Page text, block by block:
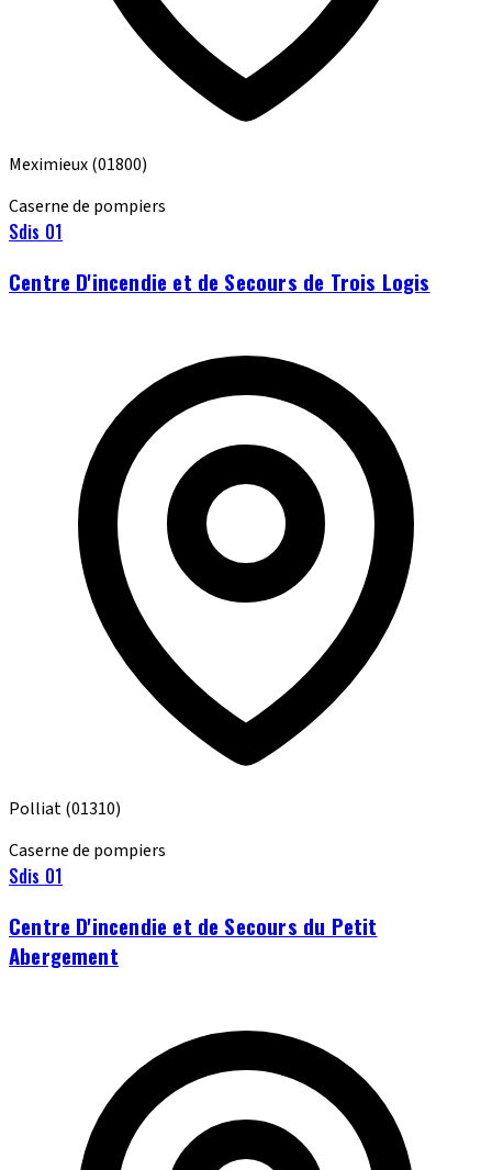
Meximieux(01800)
Caserne de pompiers
Sdis 01
Centre D'incendie et de Secours de Trois Logis
Polliat(01310)
Caserne de pompiers
Sdis 01
Centre D'incendie et de Secours du Petit
Abergement